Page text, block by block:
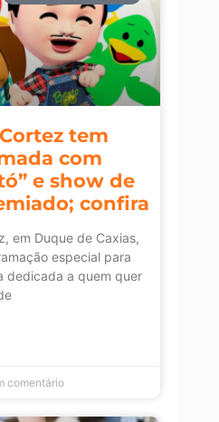
tem
com
e show de
confira
em Duque de Caxias,
especial para
dedicada a quem quer
comentário